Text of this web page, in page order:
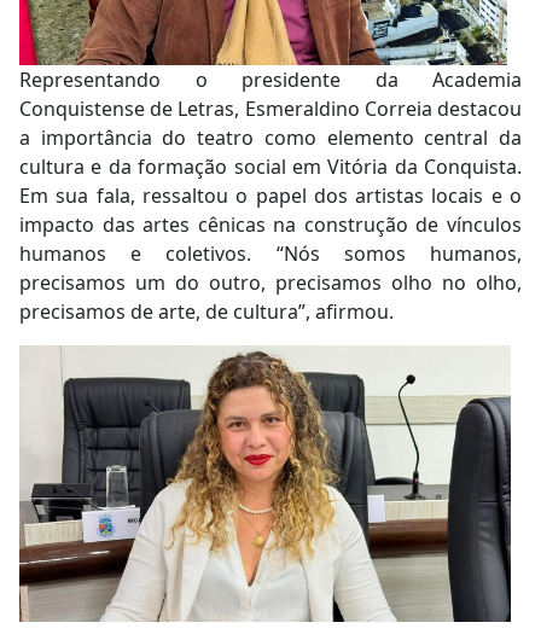
Representando o presidente da Academia
Conquistense de Letras, Esmeraldino Correia destacou
a importância do teatro como elemento central da
cultura e da formação social em Vitória da Conquista.
Em sua fala, ressaltou o papel dos artistas locais e o
impacto das artes cênicas na construção de vínculos
humanos e coletivos. “Nós somos humanos,
precisamos um do outro, precisamos olho no olho,
precisamos de arte, de cultura”, afirmou.